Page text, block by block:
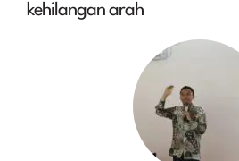
kehilangan arah